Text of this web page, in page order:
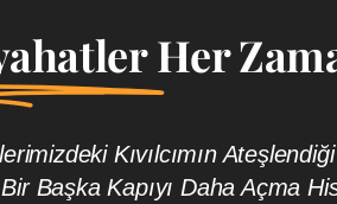
Her
Kıvılcımın
Başka Kapıyı Daha Açma